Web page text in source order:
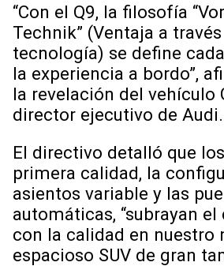
“Con el Q9, la filosofía
Technik” (Ventaja a
tecnología) se define
la experiencia a bordo”,
la revelación del vehículo
director ejecutivo de Audi.
El directivo detalló que
primera calidad, la
asientos variable y las
automáticas, “subrayan
con la calidad en nuestro
espacioso SUV de gran